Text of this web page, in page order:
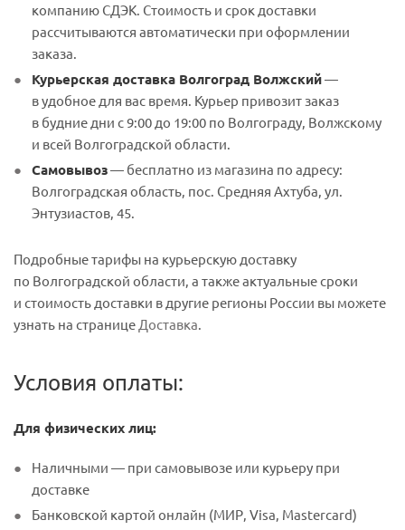
компанию СДЭК. Стоимость и срок доставки
рассчитываются автоматически при оформлении
заказа.
Курьерская доставка Волгоград Волжский—
в удобное для вас время. Курьер привозит заказ
в будние дни с 9:00 до 19:00 по Волгограду, Волжскому
и всей Волгоградской области.
Самовывоз— бесплатно из магазина по адресу:
Волгоградская область, пос. Средняя Ахтуба, ул.
Энтузиастов, 45.
Подробные тарифы на курьерскую доставку
по Волгоградской области, а также актуальные сроки
и стоимость доставки в другие регионы России вы можете
узнать на странице Доставка.
Условия оплаты:
Для физических лиц:
Наличными — при самовывозе или курьеру при
доставке
Банковской картой онлайн (МИР, Visa, Mastercard)